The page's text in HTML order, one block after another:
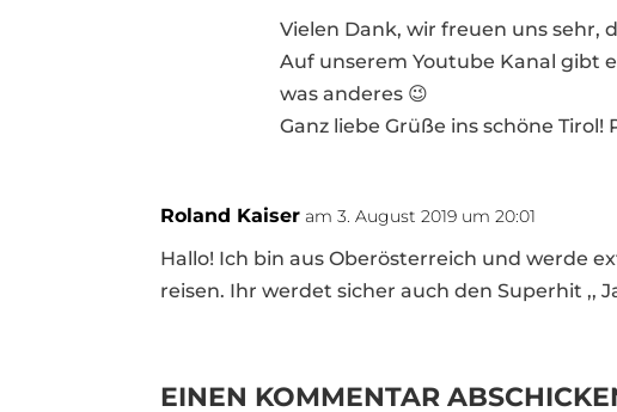
Vielen Dank, wir freuen uns sehr,
Auf unserem Youtube Kanal gibt
was anderes 😉
Ganz liebe Grüße ins schöne Tirol!
Roland Kaiser am 3. August 2019 um 20:01
Hallo! Ich bin aus Oberösterreich und werde
reisen. Ihr werdet sicher auch den Superhit ,,
EINEN KOMMENTAR